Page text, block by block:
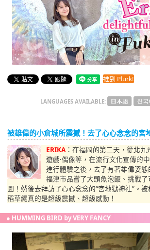
English
ภาษาไทย
tiéng Viêt
Bahasa Indonesia
推到 Plurk!
LANGUAGES AVAILABLE:
被雄偉的小倉城所震撼！去了心心念念的宮
ERIKA ：在福岡的第二天，從北九
遊戲·偶像等，在流行文化宣傳的
進行體驗之後，去了有著雄偉姿態
福津市品嘗了大頭魚泡飯、挑戰
圖！然後去拜訪了心心念念的“宮地獄神社”。被
稻草繩真的是超級震撼、超級感動！
● HUMMING BIRD by VERY FANCY